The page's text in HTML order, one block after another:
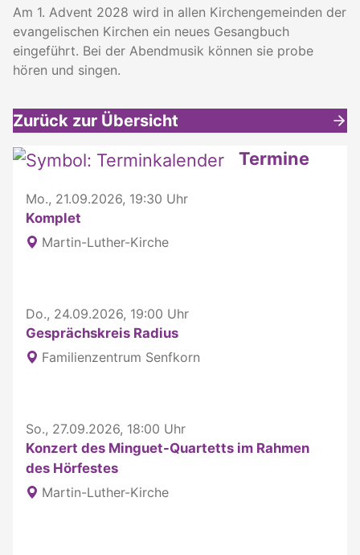
Am 1. Advent 2028 wird in allen Kirchengemeinden der
evangelischen Kirchen ein neues Gesangbuch
eingeführt. Bei der Abendmusik können sie probe
hören und singen.
Zurück zur Übersicht
Weitere interessante Inhalte Termine
Mo., 21.09.2026, 19:30 Uhr
Komplet
Martin-Luther-Kirche
Do., 24.09.2026, 19:00 Uhr
Gesprächskreis Radius
Familienzentrum Senfkorn
So., 27.09.2026, 18:00 Uhr
Konzert des Minguet-Quartetts im Rahmen
des Hörfestes
Martin-Luther-Kirche